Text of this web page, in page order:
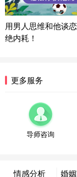
用男人思维和他谈
绝内耗！
更多服务
导师咨询
情感分析 婚